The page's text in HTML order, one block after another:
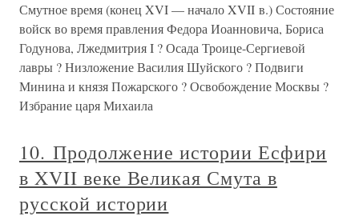
Смутное время (конец XVI — начало XVII в.) Состояние
войск во время правления Федора Иоанновича, Бориса
Годунова, Лжедмитрия I ? Осада Троице-Сергиевой
лавры ? Низложение Василия Шуйского ? Подвиги
Минина и князя Пожарского ? Освобождение Москвы ?
Избрание царя Михаила
10. Продолжение истории Есфири
в XVII веке Великая Смута в
русской истории